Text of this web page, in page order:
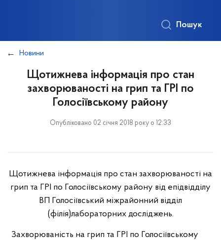
Пошук
Новини
Щотижнева інформація про стан
захворюваності на грип та ГРІ по
Голосіївському району
Опубліковано 02 січня 2018 року о 12:33
Щотижнева інформація про стан захворюваності на
грип та ГРІ по Голосіївському району від епідвідділу
ВП Голосіївський міжрайонний відділ
(філія)лабораторних досліджень.
Захворюваність на грип та ГРІ по Голосіївському